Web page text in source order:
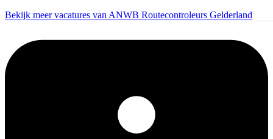
Bekijk meer vacatures van ANWB Routecontroleurs Gelderland